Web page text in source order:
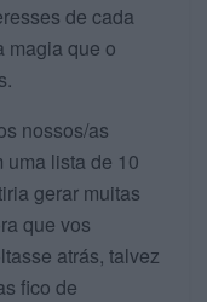
de cada
magia que o
nossos/as
uma lista de 10
gerar muitas
que vos
atrás, talvez
fico de